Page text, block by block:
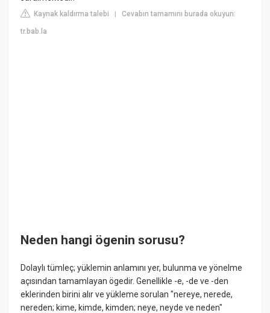
Kaynak kaldırma talebi |Cevabın tamamını burada okuyun:
tr.bab.la
Neden hangi ögenin sorusu?
Dolaylı tümleç; yüklemin anlamını yer, bulunma ve yönelme
açısından tamamlayan ögedir. Genellikle -e, -de ve -den
eklerinden birini alır ve yükleme sorulan "nereye, nerede,
nereden; kime, kimde, kimden; neye, neyde ve neden"